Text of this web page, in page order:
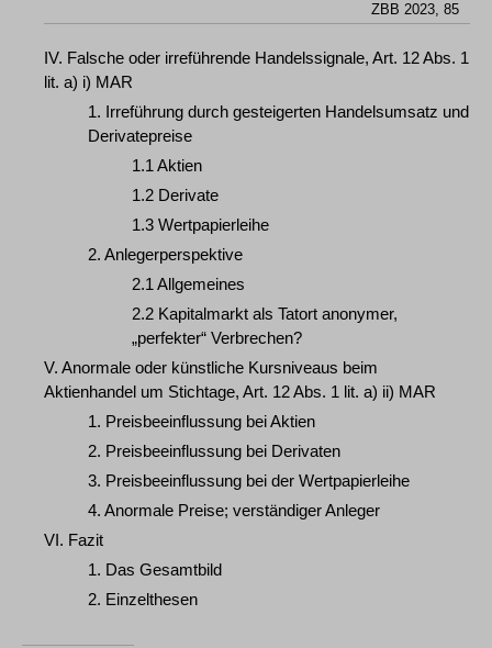
ZBB 2023, 85
IV. Falsche oder irreführende Handelssignale, Art. 12 Abs. 1
lit. a) i) MAR
1. Irreführung durch gesteigerten Handelsumsatz und
Derivatepreise
1.1 Aktien
1.2 Derivate
1.3 Wertpapierleihe
2. Anlegerperspektive
2.1 Allgemeines
2.2 Kapitalmarkt als Tatort anonymer,
„perfekter“ Verbrechen?
V. Anormale oder künstliche Kursniveaus beim
Aktienhandel um Stichtage, Art. 12 Abs. 1 lit. a) ii) MAR
1. Preisbeeinflussung bei Aktien
2. Preisbeeinflussung bei Derivaten
3. Preisbeeinflussung bei der Wertpapierleihe
4. Anormale Preise; verständiger Anleger
VI. Fazit
1. Das Gesamtbild
2. Einzelthesen